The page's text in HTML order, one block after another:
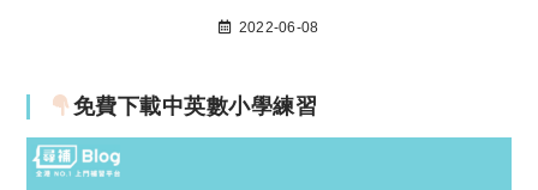
2022-06-08
免費下載中英數小學練習